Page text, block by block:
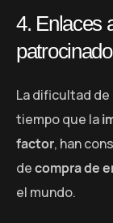
4. Enlaces
La dificultad
tiempo que la
factor, han
decompra de
el mundo.